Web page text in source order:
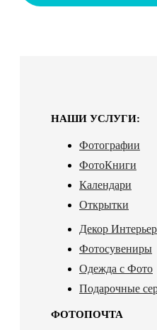
НАШИ УСЛУГИ:
Фотографии
ФотоКниги
Календари
Открытки
Декор
Фотосувениры
Одежда с Фото
Подарочные
ФОТОПОЧТА